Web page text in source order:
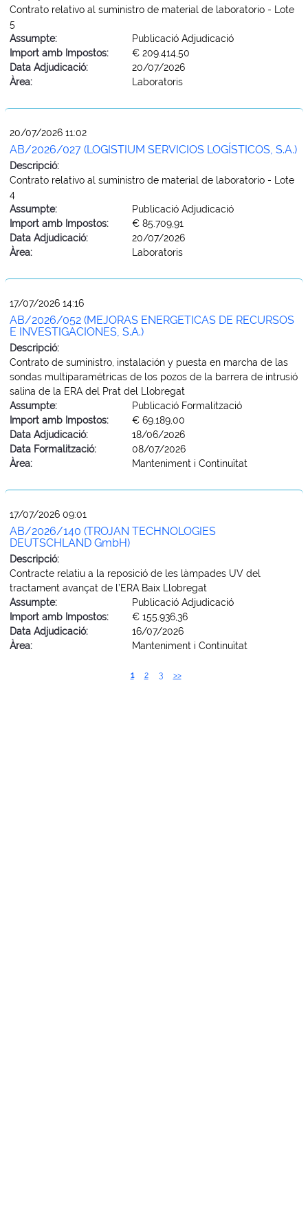
Contrato relativo al suministro de material de laboratorio - Lote
5
Assumpte:
Publicació Adjudicació
Import amb Impostos:
€ 209.414,50
Data Adjudicació:
20/07/2026
Àrea:
Laboratoris
20/07/2026 11:02
AB/2026/027 (LOGISTIUM SERVICIOS LOGÍSTICOS, S.A.)
Descripció:
Contrato relativo al suministro de material de laboratorio - Lote
4
Assumpte:
Publicació Adjudicació
Import amb Impostos:
€ 85.709,91
Data Adjudicació:
20/07/2026
Àrea:
Laboratoris
17/07/2026 14:16
AB/2026/052 (MEJORAS ENERGETICAS DE RECURSOS
E INVESTIGACIONES, S.A.)
Descripció:
Contrato de suministro, instalación y puesta en marcha de las
sondas multiparamétricas de los pozos de la barrera de intrusió
salina de la ERA del Prat del Llobregat
Assumpte:
Publicació Formalització
Import amb Impostos:
€ 69.189,00
Data Adjudicació:
18/06/2026
Data Formalització:
08/07/2026
Àrea:
Manteniment i Continuïtat
17/07/2026 09:01
AB/2026/140 (TROJAN TECHNOLOGIES
DEUTSCHLAND GmbH)
Descripció:
Contracte relatiu a la reposició de les làmpades UV del
tractament avançat de l’ERA Baix Llobregat
Assumpte:
Publicació Adjudicació
Import amb Impostos:
€ 155.936,36
Data Adjudicació:
16/07/2026
Àrea:
Manteniment i Continuïtat
1 2 3 >>